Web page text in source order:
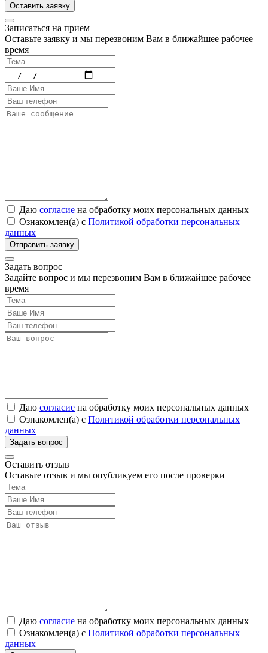
Записаться на прием
Оставьте заявку и мы перезвоним Вам в ближайшее рабочее
время
Даю согласие на обработку моих персональных данных
Ознакомлен(а) с Политикой обработки персональных
данных
Задать вопрос
Задайте вопрос и мы перезвоним Вам в ближайшее рабочее
время
Даю согласие на обработку моих персональных данных
Ознакомлен(а) с Политикой обработки персональных
данных
Оставить отзыв
Оставьте отзыв и мы опубликуем его после проверки
Даю согласие на обработку моих персональных данных
Ознакомлен(а) с Политикой обработки персональных
данных